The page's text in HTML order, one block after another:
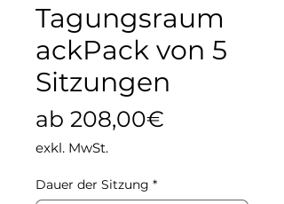
Tagungsraum
ackPack von 5
Sitzungen
ab 208,00€
exkl. MwSt.
Dauer der Sitzung *